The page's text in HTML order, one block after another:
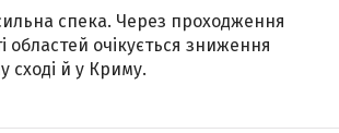
спека. Через проходження
очікується зниження
сході й у Криму.